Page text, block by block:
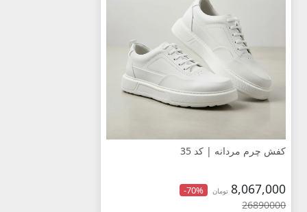
کفش چرم مردانه | کد 35
8,067,000 تومان -70%
26890000